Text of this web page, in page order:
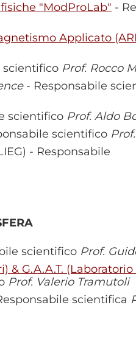
"ModProLab" -
Applicato
scientifico Prof. Rocco
- Responsabile
scientifico Prof. Aldo
scientifico
- Responsabile
scientifico Prof.
& G.A.A.T.
Prof. Valerio Tramutoli
scientifica